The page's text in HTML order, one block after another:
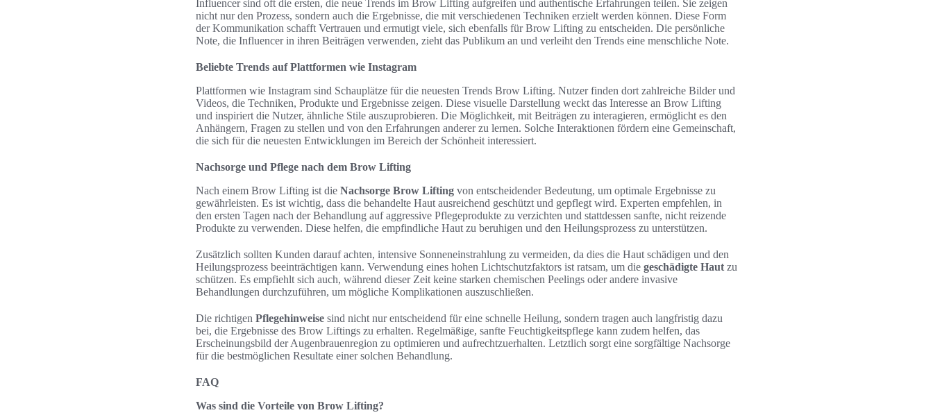
Influencer sind oft die ersten, die neue Trends im Brow Lifting aufgreifen und authentische Erfahrungen teilen. Sie zeigen
nicht nur den Prozess, sondern auch die Ergebnisse, die mit verschiedenen Techniken erzielt werden können. Diese Form
der Kommunikation schafft Vertrauen und ermutigt viele, sich ebenfalls für Brow Lifting zu entscheiden. Die persönliche
Note, die Influencer in ihren Beiträgen verwenden, zieht das Publikum an und verleiht den Trends eine menschliche Note.
Beliebte Trends auf Plattformen wie Instagram
Plattformen wie Instagram sind Schauplätze für die neuesten Trends Brow Lifting. Nutzer finden dort zahlreiche Bilder und
Videos, die Techniken, Produkte und Ergebnisse zeigen. Diese visuelle Darstellung weckt das Interesse an Brow Lifting
und inspiriert die Nutzer, ähnliche Stile auszuprobieren. Die Möglichkeit, mit Beiträgen zu interagieren, ermöglicht es den
Anhängern, Fragen zu stellen und von den Erfahrungen anderer zu lernen. Solche Interaktionen fördern eine Gemeinschaft,
die sich für die neuesten Entwicklungen im Bereich der Schönheit interessiert.
Nachsorge und Pflege nach dem Brow Lifting
Nach einem Brow Lifting ist die Nachsorge Brow Lifting von entscheidender Bedeutung, um optimale Ergebnisse zu
gewährleisten. Es ist wichtig, dass die behandelte Haut ausreichend geschützt und gepflegt wird. Experten empfehlen, in
den ersten Tagen nach der Behandlung auf aggressive Pflegeprodukte zu verzichten und stattdessen sanfte, nicht reizende
Produkte zu verwenden. Diese helfen, die empfindliche Haut zu beruhigen und den Heilungsprozess zu unterstützen.
Zusätzlich sollten Kunden darauf achten, intensive Sonneneinstrahlung zu vermeiden, da dies die Haut schädigen und den
Heilungsprozess beeinträchtigen kann. Verwendung eines hohen Lichtschutzfaktors ist ratsam, um die geschädigte Haut zu
schützen. Es empfiehlt sich auch, während dieser Zeit keine starken chemischen Peelings oder andere invasive
Behandlungen durchzuführen, um mögliche Komplikationen auszuschließen.
Die richtigen Pflegehinweise sind nicht nur entscheidend für eine schnelle Heilung, sondern tragen auch langfristig dazu
bei, die Ergebnisse des Brow Liftings zu erhalten. Regelmäßige, sanfte Feuchtigkeitspflege kann zudem helfen, das
Erscheinungsbild der Augenbrauenregion zu optimieren und aufrechtzuerhalten. Letztlich sorgt eine sorgfältige Nachsorge
für die bestmöglichen Resultate einer solchen Behandlung.
FAQ
Was sind die Vorteile von Brow Lifting?